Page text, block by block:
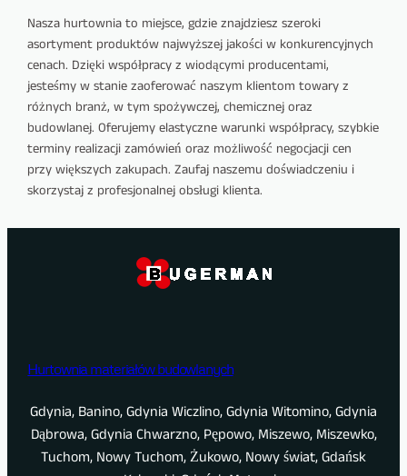
Nasza hurtownia to miejsce, gdzie znajdziesz szeroki
asortyment produktów najwyższej jakości w konkurencyjnych
cenach. Dzięki współpracy z wiodącymi producentami,
jesteśmy w stanie zaoferować naszym klientom towary z
różnych branż, w tym spożywczej, chemicznej oraz
budowlanej. Oferujemy elastyczne warunki współpracy, szybkie
terminy realizacji zamówień oraz możliwość negocjacji cen
przy większych zakupach. Zaufaj naszemu doświadczeniu i
skorzystaj z profesjonalnej obsługi klienta.
Hurtownia materiałów budowlanych
Gdynia, Banino, Gdynia Wiczlino, Gdynia Witomino, Gdynia
Dąbrowa, Gdynia Chwarzno, Pępowo, Miszewo, Miszewko,
Tuchom, Nowy Tuchom, Żukowo, Nowy świat, Gdańsk